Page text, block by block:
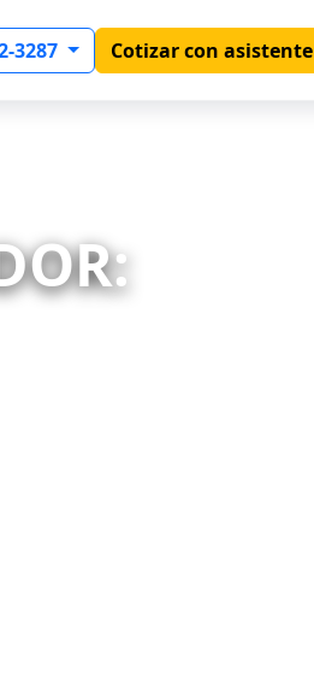
3287 Cotizar con asistente